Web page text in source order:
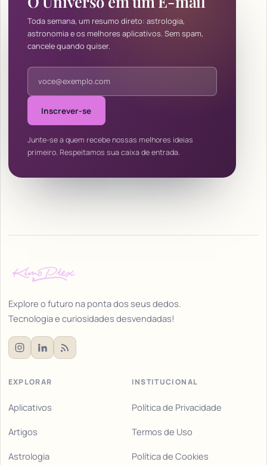
Toda semana, um resumo direto: astrologia,
astronomia e os melhores aplicativos. Sem spam,
cancele quando quiser.
Endereço de e-mail
Inscrever-se
Junte-se a quem recebe nossas melhores ideias
primeiro. Respeitamos sua caixa de entrada.
Explore o futuro na ponta dos seus dedos.
Tecnologia e curiosidades desvendadas!
EXPLORAR
Aplicativos
Artigos
Astrologia
INSTITUCIONAL
Política de Privacidade
Termos de Uso
Política de Cookies